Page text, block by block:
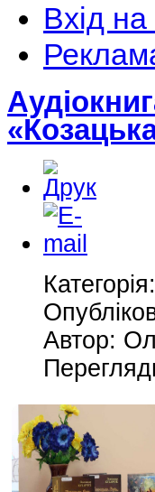
Вхід
Категорія:
Автор: